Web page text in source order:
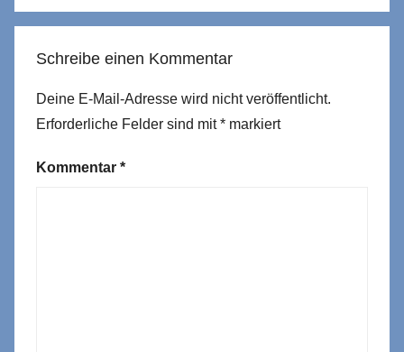
Schreibe einen Kommentar
Deine E-Mail-Adresse wird nicht veröffentlicht.
Erforderliche Felder sind mit* markiert
Kommentar *